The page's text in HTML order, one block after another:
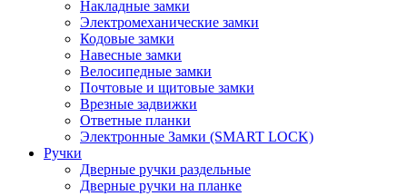
Накладные замки
Электромеханические замки
Кодовые замки
Навесные замки
Велосипедные замки
Почтовые и щитовые замки
Врезные задвижки
Ответные планки
Электронные Замки (SMART LOCK)
Ручки
Дверные ручки раздельные
Дверные ручки на планке